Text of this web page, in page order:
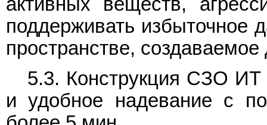
активных веществ,
поддерживать избыточное
пространстве,
5.3. Конструкция СЗО ИТ
и удобное надевание с